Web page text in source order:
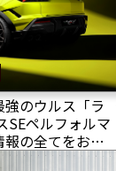
のウルス「ラ
SEペルフォルマ
の全てをお届